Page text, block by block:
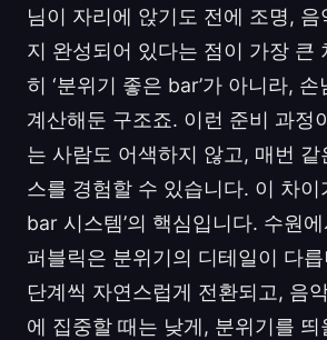
님이 자리에 앉기도 전에 조명,
지 완성되어 있다는 점이 가장 큰
히 ‘분위기 좋은 bar’가 아니라,
계산해둔 구조죠. 이런 준비 과정
는 사람도 어색하지 않고, 매번 같
스를 경험할 수 있습니다. 이 차이
bar 시스템’의 핵심입니다. 수원
퍼블릭은 분위기의 디테일이 다
단계씩 자연스럽게 전환되고, 음
에 집중할 때는 낮게, 분위기를 띄